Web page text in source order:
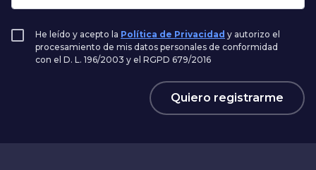
He leído y acepto la Política de Privacidad y autorizo el
procesamiento de mis datos personales de conformidad
con el D. L. 196/2003 y el RGPD 679/2016
Quiero registrarme